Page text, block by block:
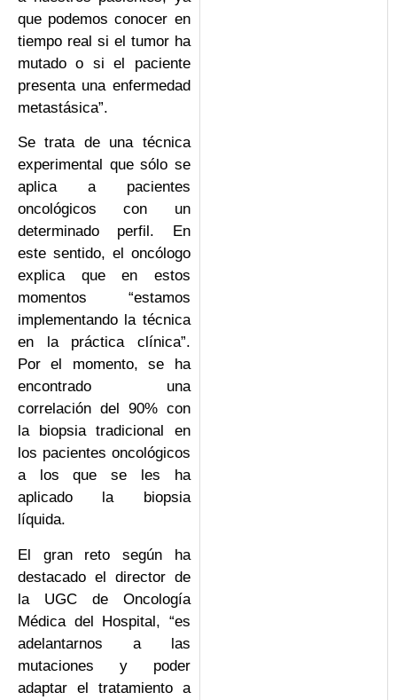
que podemos conocer en
tiempo real si el tumor ha
mutado o si el paciente
presenta una enfermedad
metastásica”.
Se trata de una técnica
experimental que sólo se
aplica a pacientes
oncológicos con un
determinado perfil. En
este sentido, el oncólogo
explica que en estos
momentos “estamos
implementando la técnica
en la práctica clínica”.
Por el momento, se ha
encontrado una
correlación del 90% con
la biopsia tradicional en
los pacientes oncológicos
a los que se les ha
aplicado la biopsia
líquida.
El gran reto según ha
destacado el director de
la UGC de Oncología
Médica del Hospital, “es
adelantarnos a las
mutaciones y poder
adaptar el tratamiento a